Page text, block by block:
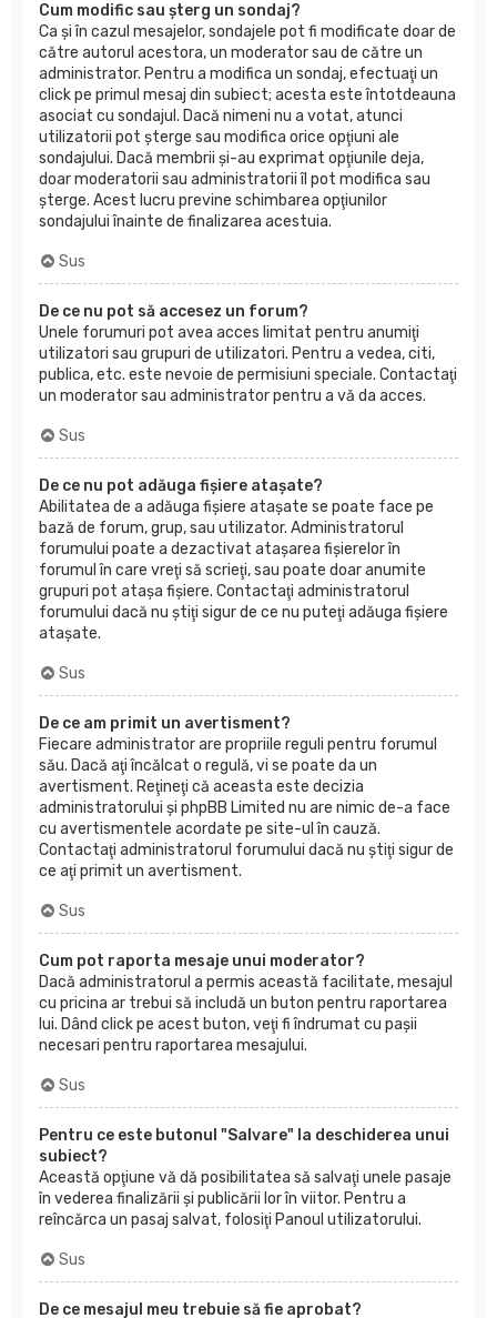
Cum modific sau şterg un sondaj?
Ca şi în cazul mesajelor, sondajele pot fi modificate doar de
către autorul acestora, un moderator sau de către un
administrator. Pentru a modifica un sondaj, efectuaţi un
click pe primul mesaj din subiect; acesta este întotdeauna
asociat cu sondajul. Dacă nimeni nu a votat, atunci
utilizatorii pot şterge sau modifica orice opţiuni ale
sondajului. Dacă membrii şi-au exprimat opţiunile deja,
doar moderatorii sau administratorii îl pot modifica sau
şterge. Acest lucru previne schimbarea opţiunilor
sondajului înainte de finalizarea acestuia.
Sus
De ce nu pot să accesez un forum?
Unele forumuri pot avea acces limitat pentru anumiţi
utilizatori sau grupuri de utilizatori. Pentru a vedea, citi,
publica, etc. este nevoie de permisiuni speciale. Contactaţi
un moderator sau administrator pentru a vă da acces.
Sus
De ce nu pot adăuga fişiere ataşate?
Abilitatea de a adăuga fişiere ataşate se poate face pe
bază de forum, grup, sau utilizator. Administratorul
forumului poate a dezactivat ataşarea fişierelor în
forumul în care vreţi să scrieţi, sau poate doar anumite
grupuri pot ataşa fişiere. Contactaţi administratorul
forumului dacă nu ştiţi sigur de ce nu puteţi adăuga fişiere
ataşate.
Sus
De ce am primit un avertisment?
Fiecare administrator are propriile reguli pentru forumul
său. Dacă aţi încălcat o regulă, vi se poate da un
avertisment. Reţineţi că aceasta este decizia
administratorului şi phpBB Limited nu are nimic de-a face
cu avertismentele acordate pe site-ul în cauză.
Contactaţi administratorul forumului dacă nu ştiţi sigur de
ce aţi primit un avertisment.
Sus
Cum pot raporta mesaje unui moderator?
Dacă administratorul a permis această facilitate, mesajul
cu pricina ar trebui să includă un buton pentru raportarea
lui. Dând click pe acest buton, veţi fi îndrumat cu paşii
necesari pentru raportarea mesajului.
Sus
Pentru ce este butonul "Salvare" la deschiderea unui
subiect?
Această opţiune vă dă posibilitatea să salvaţi unele pasaje
în vederea finalizării şi publicării lor în viitor. Pentru a
reîncărca un pasaj salvat, folosiţi Panoul utilizatorului.
Sus
De ce mesajul meu trebuie să fie aprobat?